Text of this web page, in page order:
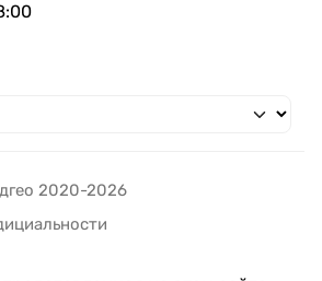
2020-2026